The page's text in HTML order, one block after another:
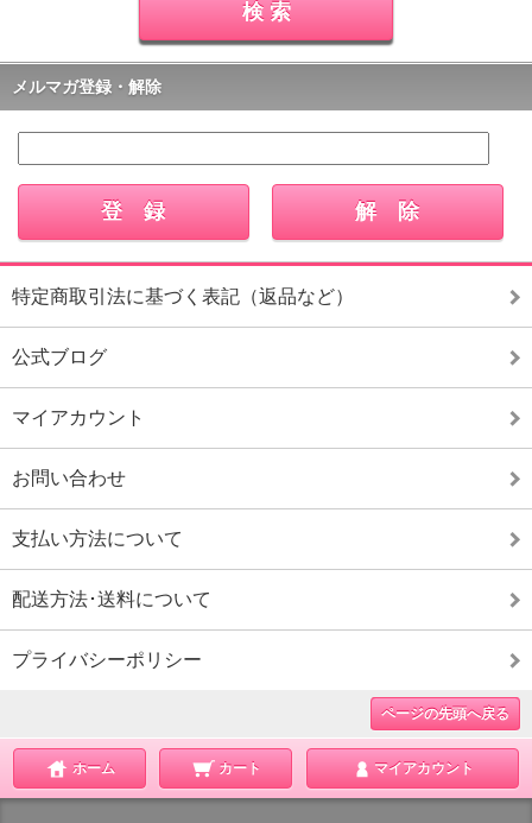
メルマガ登録・解除
特定商取引法に基づく表記（返品など）
公式ブログ
マイアカウント
お問い合わせ
支払い方法について
配送方法･送料について
プライバシーポリシー
ページの先頭へ戻る
ホーム カート マイアカウント